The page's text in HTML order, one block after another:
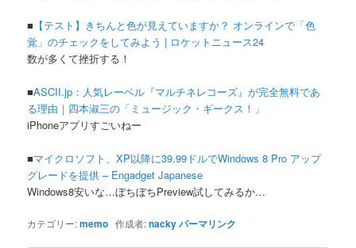
■ 【テスト】きちんと色が見えていますか？ オンラインで「色
覚」のチェックをしてみよう | ロケットニュース24
数が多くて挫折する！
■ASCII.jp：人気レーベル『マルチネレコーズ』が完全無料であ
る理由｜四本淑三の「ミュージック・ギークス！」
iPhoneアプリすごいねー
■マイクロソフト、XP以降に39.99ドルでWindows 8 Pro アップ
グレードを提供 – Engadget Japanese
Windows8安いな…ぼちぼちPreview試してみるか…
カテゴリー:memo 作成者:nackyパーマリンク